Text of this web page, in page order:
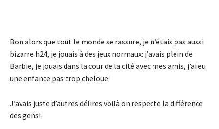
Bon alors que tout le monde se rassure, je n’étais pas aussi
bizarre h24, je jouais à des jeux normaux: j’avais plein de
Barbie, je jouais dans la cour de la cité avec mes amis, j’ai eu
une enfance pas trop cheloue!
J’avais juste d’autres délires voilà on respecte la différence
des gens!